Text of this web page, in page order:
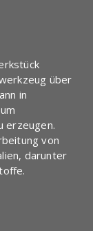
über
in
erzeugen.
von
darunter